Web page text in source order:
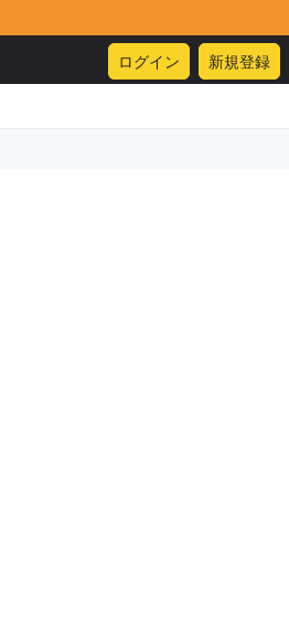
ログイン 新規登録